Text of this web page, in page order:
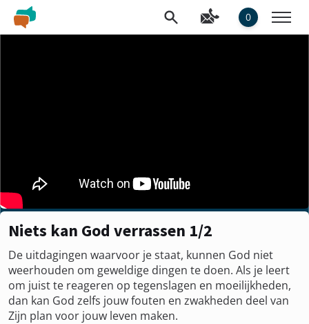
0
Niets kan God verrassen 1/2
De uitdagingen waarvoor je staat, kunnen God niet
weerhouden om geweldige dingen te doen. Als je leert
om juist te reageren op tegenslagen en moeilijkheden,
dan kan God zelfs jouw fouten en zwakheden deel van
Zijn plan voor jouw leven maken.